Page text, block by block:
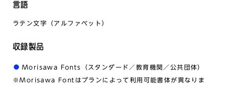
言語
ラテン文字（アルファベット）
収録製品
Morisawa Fonts（スタンダード／教育機関／公共団体）
※Morisawa Fontはプランによって利用可能書体が異なりま